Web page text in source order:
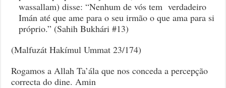
wassallam) disse: “Nenhum de vós tem verdadeiro
Imán até que ame para o seu irmão o que ama para si
próprio.” (Sahih Bukhári #13)
(Malfuzát Hakímul Ummat 23/174)
Rogamos a Allah Ta’ála que nos conceda a percepção
correcta do dine. Amin